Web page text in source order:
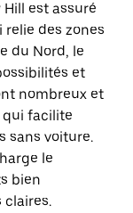
est assuré
des zones
du Nord, le
et
nombreux et
qui facilite
sans voiture.
le
bien
claires.